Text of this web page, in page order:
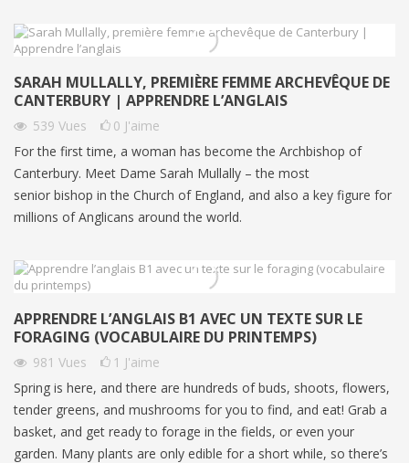
SARAH MULLALLY, PREMIÈRE FEMME ARCHEVÊQUE DE
CANTERBURY | APPRENDRE L’ANGLAIS
539 Vues 0 J'aime
For the first time, a woman has become the Archbishop of
Canterbury. Meet Dame Sarah Mullally – the most
senior bishop in the Church of England, and also a key figure for
millions of Anglicans around the world.
APPRENDRE L’ANGLAIS B1 AVEC UN TEXTE SUR LE
FORAGING (VOCABULAIRE DU PRINTEMPS)
981 Vues 1 J'aime
Spring is here, and there are hundreds of buds, shoots, flowers,
tender greens, and mushrooms for you to find, and eat! Grab a
basket, and get ready to forage in the fields, or even your
garden. Many plants are only edible for a short while, so there’s